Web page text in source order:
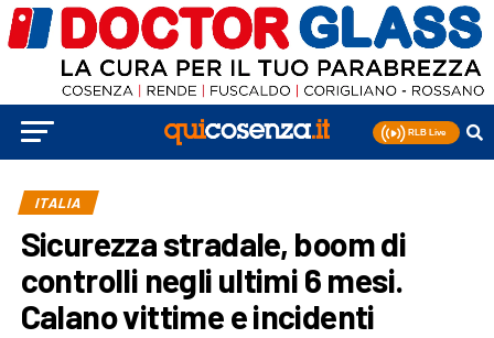
ITALIA
Sicurezza stradale, boom di
controlli negli ultimi 6 mesi.
Calano vittime e incidenti